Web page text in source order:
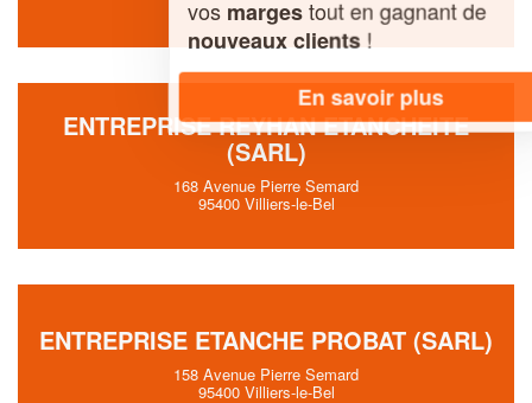
ENTREPRISE REYHAN ETANCHEITE
(SARL)
168 Avenue Pierre Semard
95400 Villiers-le-Bel
ENTREPRISE ETANCHE PROBAT (SARL)
158 Avenue Pierre Semard
95400 Villiers-le-Bel
margestout en gagnant de
nouveaux clients!
En savoir plus